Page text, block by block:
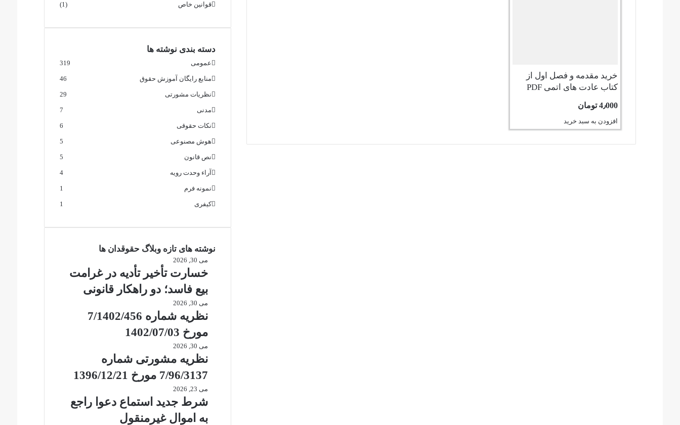
خرید مقدمه و فصل اول از
کتاب عادت های اتمی PDF
4٫000 تومان
افزودن به سبد خرید
قوانین خاص (1)
دسته بندی نوشته ها
عمومی 319
منابع رایگان آموزش حقوق 46
نظریات مشورتی 29
مدنی 7
نکات حقوقی 6
هوش مصنوعی 5
نص قانون 5
آراء وحدت رویه 4
نمونه فرم 1
کیفری 1
نوشته های تازه وبلاگ حقوقدان ها
می 30, 2026
خسارت تأخیر تأدیه در غرامت
بیع فاسد؛ دو راهکار قانونی
می 30, 2026
نظریه شماره 7/1402/456
مورخ 1402/07/03
می 30, 2026
نظریه مشورتی شماره
7/96/3137 مورخ 1396/12/21
می 23, 2026
شرط جدید استماع دعوا راجع
به اموال غیرمنقول